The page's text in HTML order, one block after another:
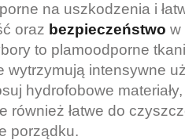
na uszkodzenia i
oraz bezpieczeństwo w
to plamoodporne
wytrzymują intensywne
hydrofobowe
również łatwe do
porządku.